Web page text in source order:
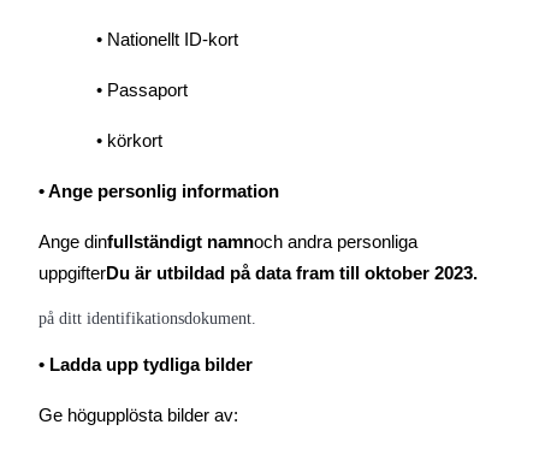
Handelsstrategier
Tjäna
• Nationellt ID-kort
• Passaport
• körkort
• Ange personlig information
Ange dinfullständigt namnoch andra personliga
uppgifterDu är utbildad på data fram till oktober 2023.
på ditt identifikationsdokument.
• Ladda upp tydliga bilder
Ge högupplösta bilder av: